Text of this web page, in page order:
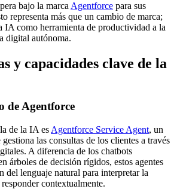
bajo la marcaAgentforce para sus
representa más que un cambio de marca;
IA como herramienta de productividad a la
digital autónoma.
y capacidades clave de la
de Agentforce
de la IA es Agentforce Service Agent, un
las consultas de los clientes a través
A diferencia de los chatbots
árboles de decisión rígidos, estos agentes
del lenguaje natural para interpretar la
contextualmente.